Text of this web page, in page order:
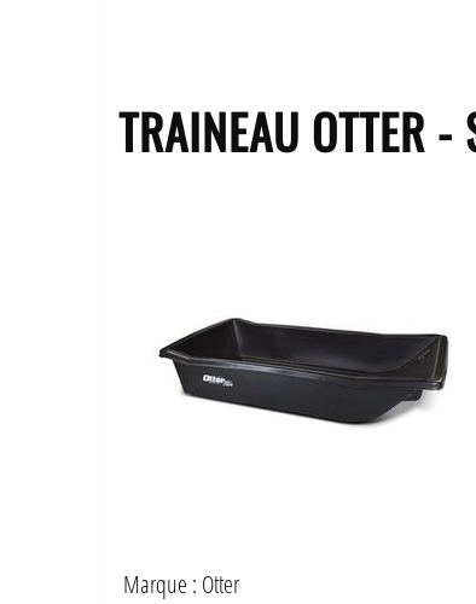
TRAINEAU OTTER
Marque : Otter